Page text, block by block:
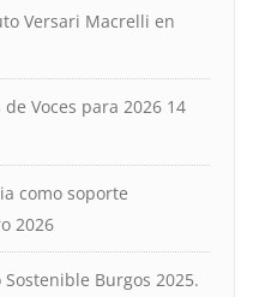
Versari Macrelli en
Voces para 2026 14
como soporte
2026
Burgos 2025.